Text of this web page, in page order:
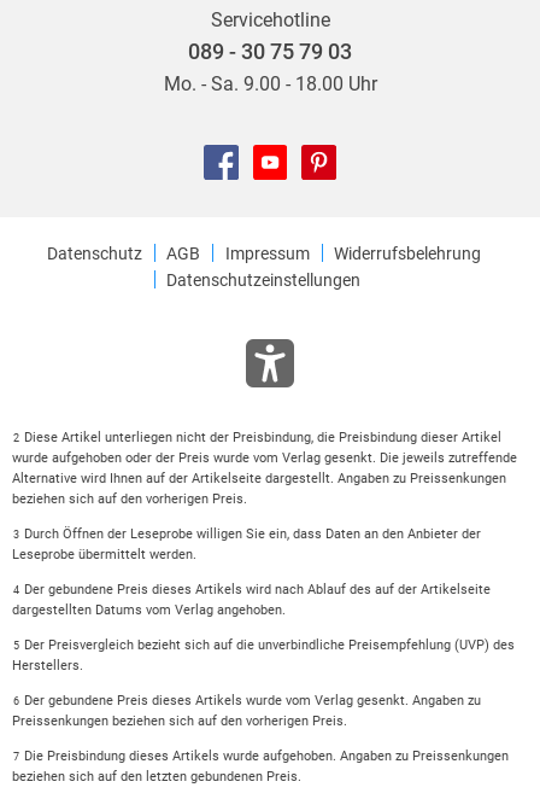
Servicehotline
089 - 30 75 79 03
Mo. - Sa. 9.00 - 18.00 Uhr
Datenschutz AGB Impressum
Widerrufsbelehrung
Datenschutzeinstellungen
2 Diese Artikel unterliegen nicht der Preisbindung, die Preisbindung dieser Artikel
wurde aufgehoben oder der Preis wurde vom Verlag gesenkt. Die jeweils zutreffende
Alternative wird Ihnen auf der Artikelseite dargestellt. Angaben zu Preissenkungen
beziehen sich auf den vorherigen Preis.
3 Durch Öffnen der Leseprobe willigen Sie ein, dass Daten an den Anbieter der
Leseprobe übermittelt werden.
4 Der gebundene Preis dieses Artikels wird nach Ablauf des auf der Artikelseite
dargestellten Datums vom Verlag angehoben.
5 Der Preisvergleich bezieht sich auf die unverbindliche Preisempfehlung (UVP) des
Herstellers.
6 Der gebundene Preis dieses Artikels wurde vom Verlag gesenkt. Angaben zu
Preissenkungen beziehen sich auf den vorherigen Preis.
7 Die Preisbindung dieses Artikels wurde aufgehoben. Angaben zu Preissenkungen
beziehen sich auf den letzten gebundenen Preis.